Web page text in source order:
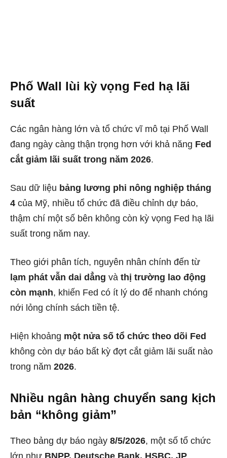
Phố Wall lùi kỳ vọng Fed hạ lãi
suất
Các ngân hàng lớn và tổ chức vĩ mô tại Phố Wall
đang ngày càng thận trọng hơn với khả năng Fed
cắt giảm lãi suất trong năm 2026.
Sau dữ liệu bảng lương phi nông nghiệp tháng
4 của Mỹ, nhiều tổ chức đã điều chỉnh dự báo,
thậm chí một số bên không còn kỳ vọng Fed hạ lãi
suất trong năm nay.
Theo giới phân tích, nguyên nhân chính đến từ
lạm phát vẫn dai dẳng và thị trường lao động
còn mạnh, khiến Fed có ít lý do để nhanh chóng
nới lỏng chính sách tiền tệ.
Hiện khoảng một nửa số tổ chức theo dõi Fed
không còn dự báo bất kỳ đợt cắt giảm lãi suất nào
trong năm 2026.
Nhiều ngân hàng chuyển sang kịch
bản “không giảm”
Theo bảng dự báo ngày 8/5/2026, một số tổ chức
lớn như BNPP, Deutsche Bank, HSBC, JP